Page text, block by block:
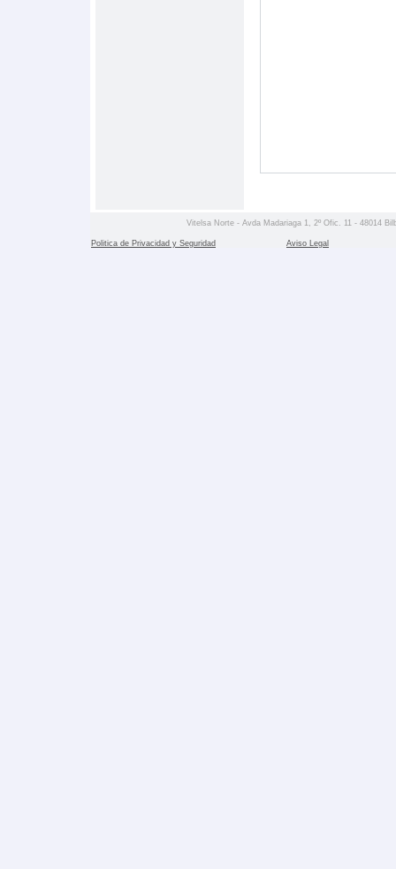
Vitelsa Norte - Avda Madariaga 1, 2º Ofic. 11 - 48014
Politica de Privacidad y Seguridad Aviso Legal